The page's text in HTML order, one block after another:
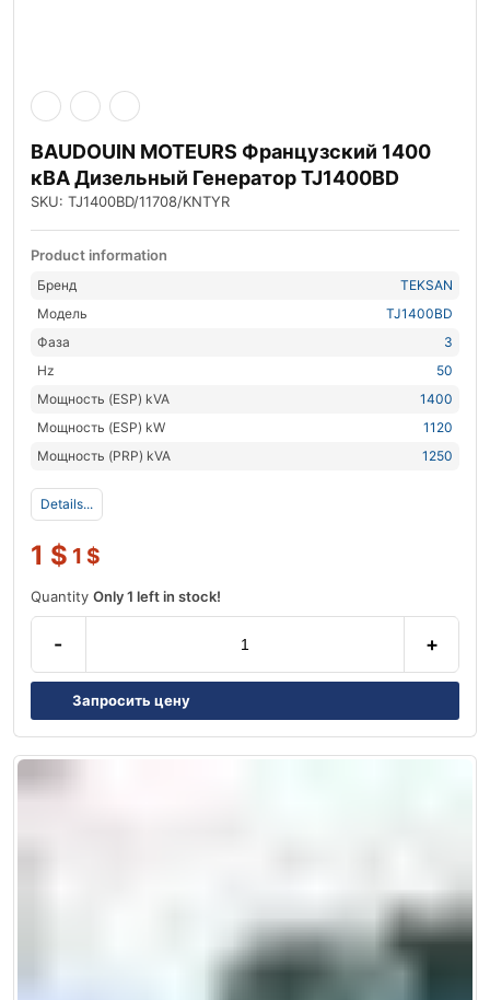
BAUDOUIN MOTEURS Французский 1400
кВА Дизельный Генератор TJ1400BD
SKU: TJ1400BD/11708/KNTYR
Product information
Бренд
TEKSAN
Модель
TJ1400BD
Фаза
3
Hz
50
Мощность (ESP) kVA
1400
Мощность (ESP) kW
1120
Мощность (PRP) kVA
1250
Details...
1 $ 1 $
Quantity Only 1 left in stock!
- +
Запросить цену